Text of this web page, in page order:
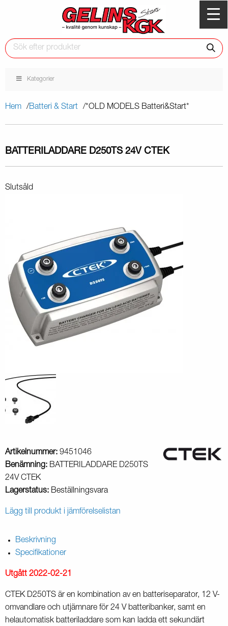
Kategorier
Hem Batteri & Start *OLD MODELS Batteri&Start*
BATTERILADDARE D250TS 24V CTEK
Slutsåld
Artikelnummer: 9451046
Benämning: BATTERILADDARE D250TS
24V CTEK
Lagerstatus: Beställningsvara
Lägg till produkt i jämförelselistan
Beskrivning
Specifikationer
Utgått 2022-02-21
CTEK D250TS är en kombination av en batteriseparator, 12 V-
omvandlare och utjämnare för 24 V batteribanker, samt en
helautomatisk batteriladdare som kan ladda ett sekundärt